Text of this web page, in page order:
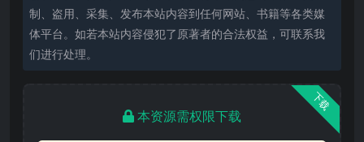
制、盗用、采集、发布本站内容到任何网站、书籍等各类媒
体平台。如若本站内容侵犯了原著者的合法权益，可联系我
们进行处理。
下载
本资源需权限下载